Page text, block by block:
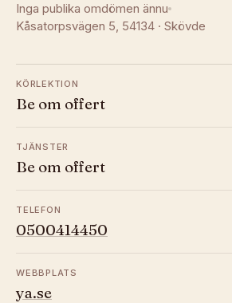
Inga publika omdömen ännu
Kåsatorpsvägen 5, 54134 · Skövde
KÖRLEKTION
Be om offert
TJÄNSTER
Be om offert
TELEFON
0500414450
WEBBPLATS
ya.se